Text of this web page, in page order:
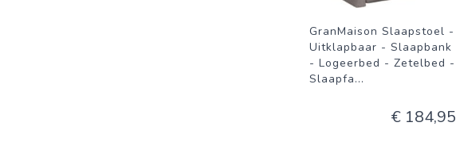
GranMaison Slaapstoel -
Uitklapbaar - Slaapbank
- Logeerbed - Zetelbed -
Slaapfa...
€ 184,95